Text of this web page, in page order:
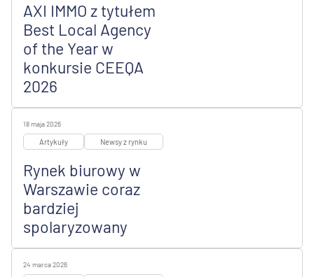
AXI IMMO z tytułem
Best Local Agency
of the Year w
konkursie CEEQA
2026
18 maja 2026
Artykuły Newsy z rynku
Rynek biurowy w
Warszawie coraz
bardziej
spolaryzowany
24 marca 2026